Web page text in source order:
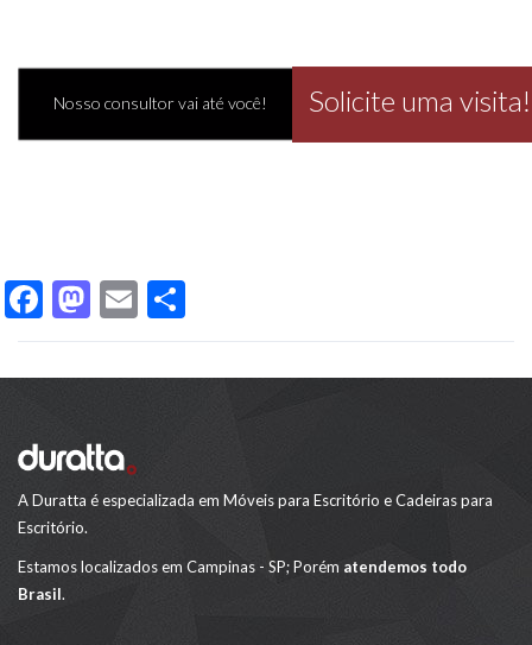
Nosso consultor vai até você! Solicite uma visita!
F
e
o
o
k
M
to
o
n
E
ai ar
A Duratta é especializada em Móveis para Escritório e Cadeiras para
Escritório.
Estamos localizados em Campinas - SP; Porém atendemos todo
Brasil.